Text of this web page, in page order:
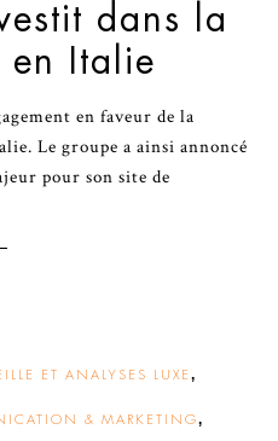
dans la
en Italie
en faveur de la
Le groupe a ainsi annoncé
pour son site de
ET ANALYSES LUXE ,
& MARKETING,